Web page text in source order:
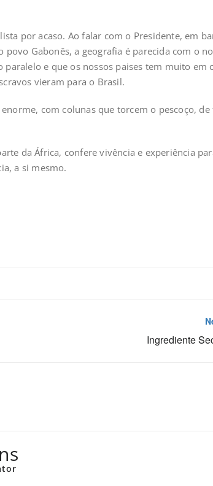
por acaso. Ao falar com o Presidente, em
povo Gabonês, a geografia é parecida com o
e que os nossos paises tem muito em
vieram para o Brasil.
enorme, com colunas que torcem o pescoço, de
da África, confere vivência e experiência
a si mesmo.
Ingrediente